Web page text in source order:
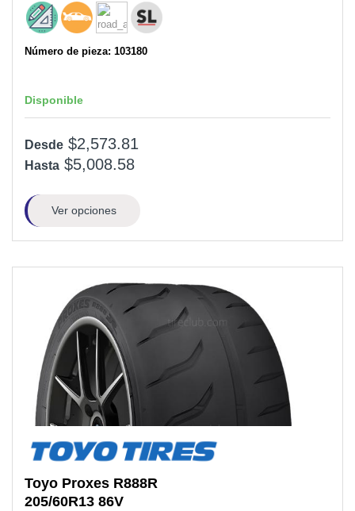
Número de pieza: 103180
Disponible
Desde $2,573.81
Hasta $5,008.58
Ver opciones
Toyo Proxes R888R
205/60R13 86V